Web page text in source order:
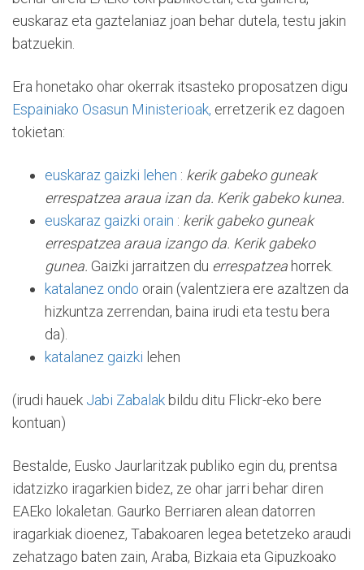
euskaraz eta gaztelaniaz joan behar dutela, testu jakin
batzuekin.
Era honetako ohar okerrak itsasteko proposatzen digu
Espainiako Osasun Ministerioak, erretzerik ez dagoen
tokietan:
euskaraz gaizki lehen : kerik gabeko guneak
errespatzea araua izan da. Kerik gabeko kunea.
euskaraz gaizki orain : kerik gabeko guneak
errespatzea araua izango da. Kerik gabeko
gunea. Gaizki jarraitzen du errespatzea horrek.
katalanez ondo orain (valentziera ere azaltzen da
hizkuntza zerrendan, baina irudi eta testu bera
da).
katalanez gaizki lehen
(irudi hauek Jabi Zabalak bildu ditu Flickr-eko bere
kontuan)
Bestalde, Eusko Jaurlaritzak publiko egin du, prentsa
idatzizko iragarkien bidez, ze ohar jarri behar diren
EAEko lokaletan. Gaurko Berriaren alean datorren
iragarkiak dioenez, Tabakoaren legea betetzeko araudi
zehatzago baten zain, Araba, Bizkaia eta Gipuzkoako